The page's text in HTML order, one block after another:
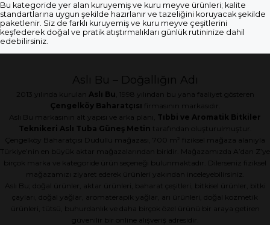
Bu kategoride yer alan kuruyemiş ve kuru meyve ürünleri; kalite
standartlarına uygun şekilde hazırlanır ve tazeliğini koruyacak şekilde
paketlenir. Siz de farklı kuruyemiş ve kuru meyve çeşitlerini
keşfederek doğal ve pratik atıştırmalıkları günlük rutininize dahil
edebilirsiniz.
Aslı Bu – Doğallığın Adı
2013 yılında kurulan Aslı Bu , 1998 yılından bu yana faaliyet gösteren
Çengelköy Baharatçısı firmasının markasıdır.
Aslı Bu markasının alt yapısı ve arka planı, Tıbbi ve Aromatik Bitkiler
Teknikeri Aslı Tuba Güneş Metin tarafından oluşturulmuştur.
Çengelköy Baharatçısı Dudullu mağazası, 700 m² fiziksel mağaza alanıyla
Türkiye’nin en büyük aktar mağazalarından biridir. Mağazamızda A’dan Z’ye
birçok marka ve kategoride ürün seçeneği bulunmaktadır. Dilerseniz fiziksel
mağazamızı ziyaret ederek ürünleri yakından inceleyebilirsiniz.
Aslı Bu; doğal ürünler, aktar ürünleri, baharat çeşitleri, bitkisel ürünler, bitki
çayları, doğal yağlar, aromaterapik yağlar, arı ürünleri, doğal kozmetik
ürünleri, tütsü, buhurdanlık ve daha birçok özel ürünü bir araya getiren
güvenilir bir online alışveriş adresidir.